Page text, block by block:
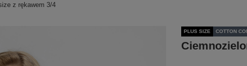
z rękawem 3/4
PLUS SIZE COTTON